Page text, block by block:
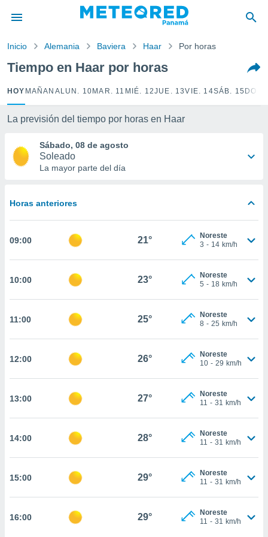
ha
por
la
que se
calidad.
la
ya sean
nuestros
como
CONFIGURACIÓN
Inicio Alemania Baviera Haar Por horas
Tiempo en Haar por horas
HOY MAÑANA LUN. 10 MAR. 11 MIÉ. 12JUE. 13VIE. 14SÁB. 15
La previsión del tiempo por horas en Haar
Sábado, 08 de agosto
Soleado
La mayor parte del día
Horas anteriores
09:00 21°
Noreste
3 - 14 km/h
10:00 23°
Noreste
5 - 18 km/h
11:00 25°
Noreste
8 - 25 km/h
12:00 26°
Noreste
10 - 29 km/h
13:00 27°
Noreste
11 - 31 km/h
14:00 28°
Noreste
11 - 31 km/h
15:00 29°
Noreste
11 - 31 km/h
16:00 29°
Noreste
11 - 31 km/h